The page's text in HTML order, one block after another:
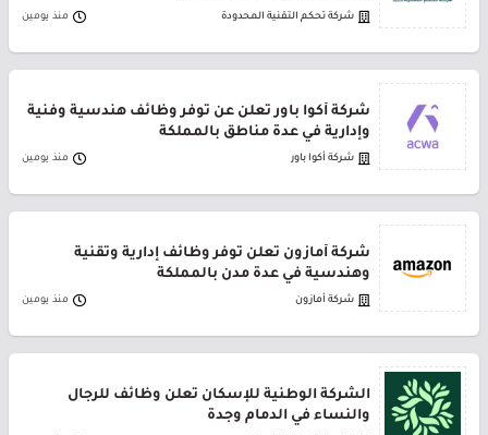
شركة تحكم التقنية المحدودة منذ يومين
شركة أكوا باور تعلن عن توفر وظائف هندسية وفنية
وإدارية في عدة مناطق بالمملكة
شركة أكوا باور منذ يومين
شركة أمازون تعلن توفر وظائف إدارية وتقنية
وهندسية في عدة مدن بالمملكة
شركة أمازون منذ يومين
الشركة الوطنية للإسكان تعلن وظائف للرجال
والنساء في الدمام وجدة